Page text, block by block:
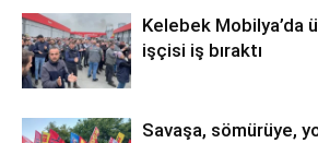
Kelebek Mobilya’da
işçisi iş bıraktı
Savaşa, sömürüye,